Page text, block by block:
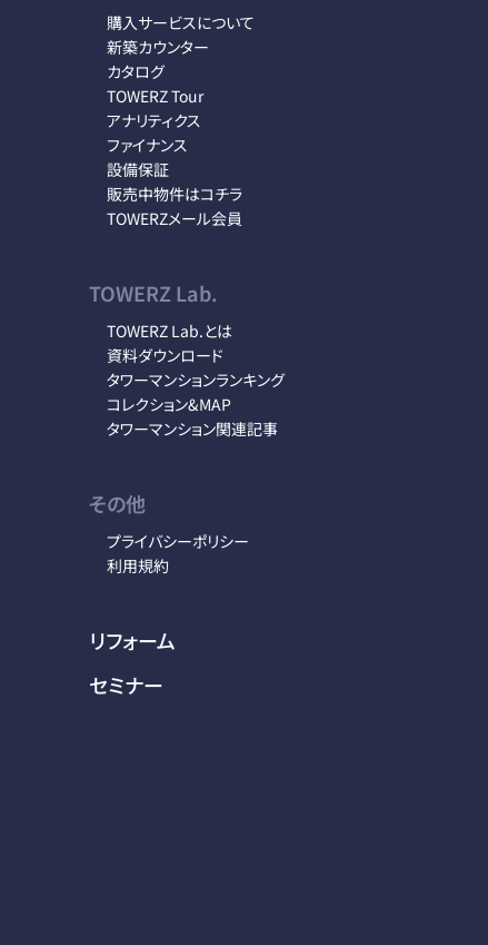
購入サービスについて
新築カウンター
カタログ
TOWERZ Tour
アナリティクス
ファイナンス
設備保証
販売中物件はコチラ
TOWERZメール会員
TOWERZ Lab.
TOWERZ Lab.とは
資料ダウンロード
タワーマンションランキング
コレクション&MAP
タワーマンション関連記事
その他
プライバシーポリシー
利用規約
リフォーム
セミナー